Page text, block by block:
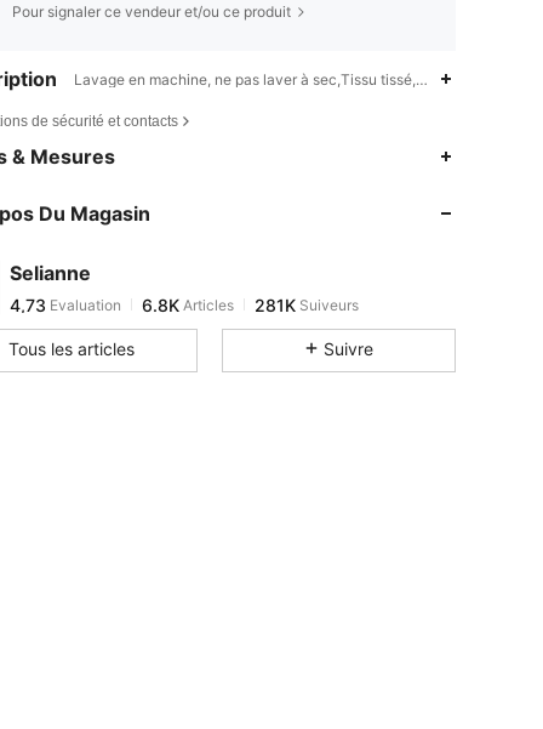
Pour signaler ce vendeur et/ou ce produit
Lavage en machine, ne pas laver à sec,Tissu tissé,Ramadan,Aïd al-
de sécurité et contacts
& Mesures
Du Magasin
Selianne
4,73
6.8K
4,73Evaluation
B***aest en train de naviguer
4,73 6.8K
281K
4,73
Tous les articles Suivre